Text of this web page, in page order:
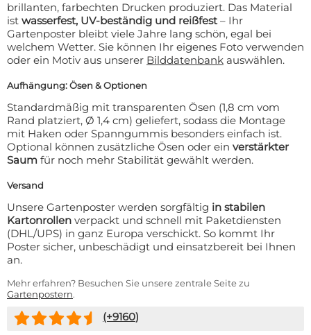
brillanten, farbechten Drucken produziert. Das Material
ist wasserfest, UV-beständig und reißfest– Ihr
Gartenposter bleibt viele Jahre lang schön, egal bei
welchem Wetter. Sie können Ihr eigenes Foto verwenden
oder ein Motiv aus unserer Bilddatenbank auswählen.
Aufhängung: Ösen & Optionen
Standardmäßig mit transparenten Ösen (1,8 cm vom
Rand platziert, Ø 1,4 cm) geliefert, sodass die Montage
mit Haken oder Spanngummis besonders einfach ist.
Optional können zusätzliche Ösen oder ein verstärkter
Saum für noch mehr Stabilität gewählt werden.
Versand
Unsere Gartenposter werden sorgfältig in stabilen
Kartonrollen verpackt und schnell mit Paketdiensten
(DHL/UPS) in ganz Europa verschickt. So kommt Ihr
Poster sicher, unbeschädigt und einsatzbereit bei Ihnen
an.
Mehr erfahren? Besuchen Sie unsere zentrale Seite zu
Gartenpostern.
(+9160)